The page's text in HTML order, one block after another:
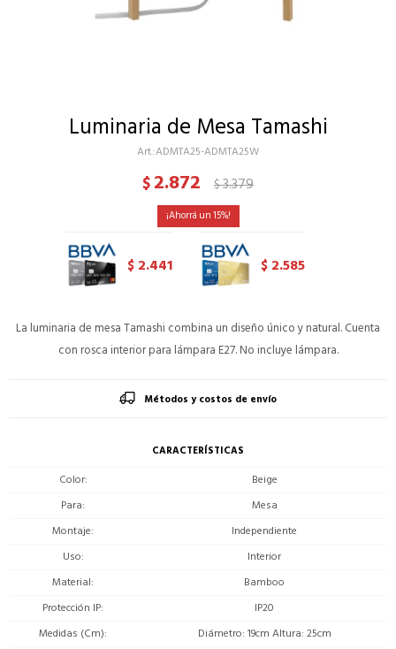
Luminaria de Mesa Tamashi
ADMTA25-ADMTA25W
$2.872 $3.379
15
$ 2.441 $ 2.585
La luminaria de mesa Tamashi combina un diseño único y natural. Cuenta
con rosca interior para lámpara E27. No incluye lámpara.
Métodos y costos de envío
CARACTERÍSTICAS
Color
Beige
Para
Mesa
Montaje
Independiente
Uso
Interior
Material
Bamboo
Protección IP
IP20
Medidas (Cm)
Diámetro: 19cm Altura: 25cm